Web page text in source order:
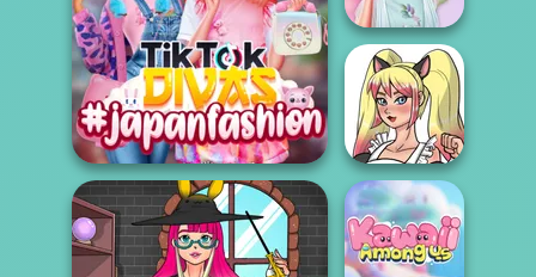
TikTok Divas
#japanfashion
Fairy Kei Fashion
Kawaii Kitty Cat
Girl